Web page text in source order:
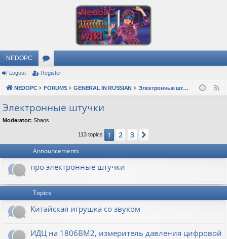
NEDOPC
or
u
s
Logout Register
NEDOPC FORUMS GENERAL IN RUSSIAN Электронные штучки
Электронные штучки
Moderator: Shaos
113 topics 1 2 3
Announcements
про электронные штучки
Topics
Китайская игрушка со звуком
ИДЦ на 1806ВМ2, измеритель давления цифровой